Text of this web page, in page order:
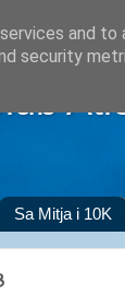
Sa Mitja i 10K
and to
security